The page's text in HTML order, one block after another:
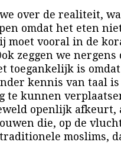
over de realiteit,
omdat het eten
moet vooral in de
zeggen we nergens
toegankelijk is
kennis van taal
te kunnen
openlijk afkeurt,
die, op de
moslims,